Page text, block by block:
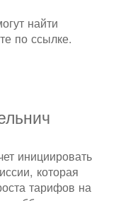
найти
по ссылке.
инициировать
которая
тарифов на